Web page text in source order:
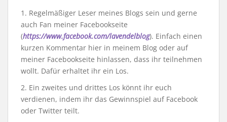
1. Regelmäßiger Leser meines Blogs sein und gerne
auch Fan meiner Facebookseite
(https://www.facebook.com/lavendelblog). Einfach einen
kurzen Kommentar hier in meinem Blog oder auf
meiner Facebookseite hinlassen, dass ihr teilnehmen
wollt. Dafür erhaltet ihr ein Los.
2. Ein zweites und drittes Los könnt ihr euch
verdienen, indem ihr das Gewinnspiel auf Facebook
oder Twitter teilt.